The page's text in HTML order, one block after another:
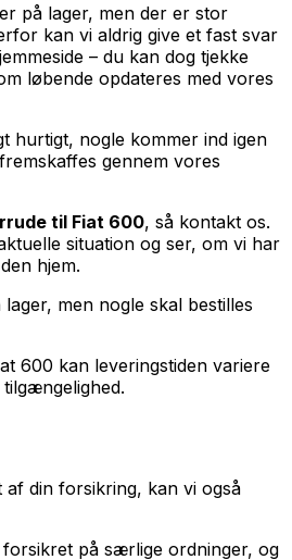
på lager, men der er stor
kan vi aldrig give et fast svar
– du kan dog tjekke
løbende opdateres med vores
hurtigt, nogle kommer ind igen
gennem vores
til Fiat 600, så kontakt os.
situation og ser, om vi har
hjem.
men nogle skal bestilles
600 kan leveringstiden variere
din forsikring, kan vi også
på særlige ordninger, og